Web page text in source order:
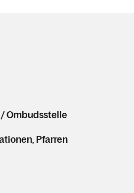
Ombudsstelle
Pfarren